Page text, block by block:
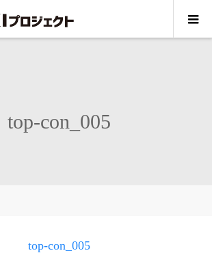
top-con_005
top-con_005